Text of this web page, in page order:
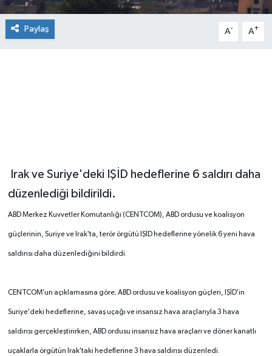
Paylaş A- A+
Irak ve Suriye'deki IŞİD hedeflerine 6 saldırı daha
düzenlediği bildirildi.
ABD Merkez Kuvvetler Komutanlığı (CENTCOM), ABD ordusu ve koalisyon
güçlerinin, Suriye ve Irak'ta, terör örgütü IŞİD hedeflerine yönelik 6 yeni hava
saldırısı daha düzenlediğini bildirdi.
CENTCOM'un açıklamasına göre; ABD ordusu ve koalisyon güçleri, IŞİD'in
Suriye'deki hedeflerine, savaş uçağı ve insansız hava araçlarıyla 3 hava
saldırısı gerçekleştirirken, ABD ordusu insansız hava araçları ve döner kanatlı
uçaklarla örgütün Irak'taki hedeflerine 3 hava saldırısı düzenledi.